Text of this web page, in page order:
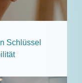
Schlüssel